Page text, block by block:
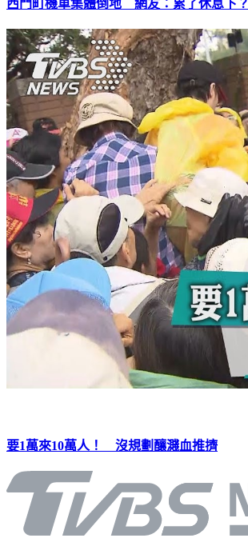
西門町機車集體倒地 網友：累了休息下？
要1萬來10萬人！ 沒規劃釀濺血推擠